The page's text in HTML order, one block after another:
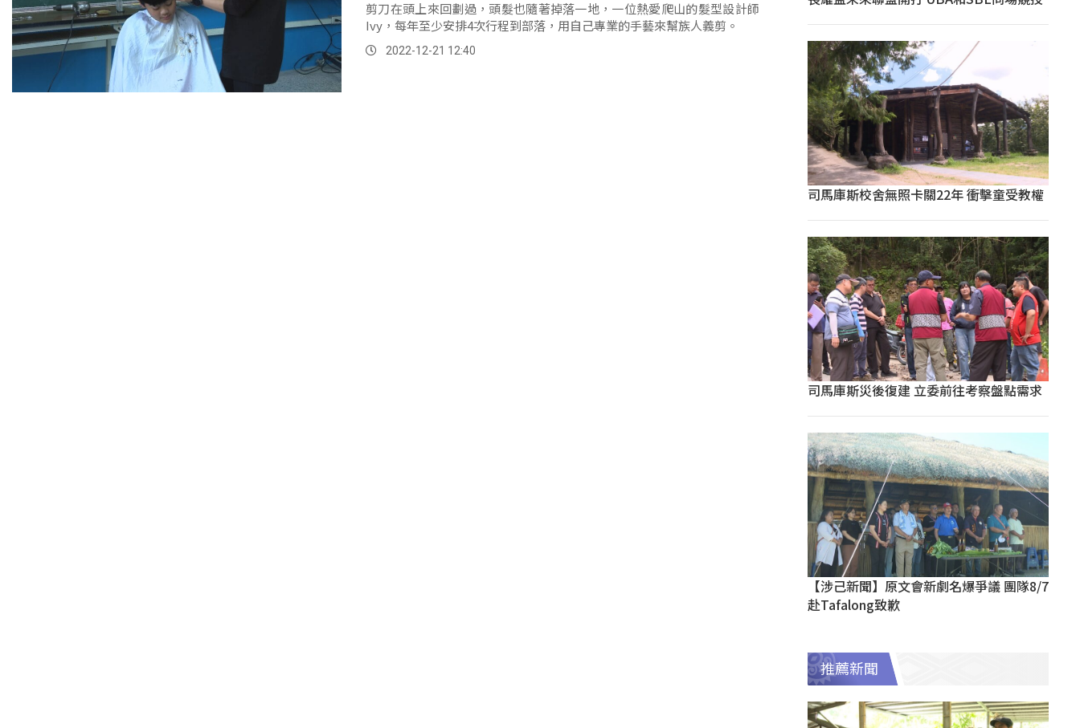
剪刀在頭上來回劃過，頭髮也隨著掉落一地，一位熱愛爬山的髮型設計師
Ivy，每年至少安排4次行程到部落，用自己專業的手藝來幫族人義剪。
2022-12-21 12:40
司馬庫斯校舍無照卡關22年 衝擊童受教權
司馬庫斯災後復建 立委前往考察盤點需求
【涉己新聞】原文會新劇名爆爭議 團隊8/7
赴Tafalong致歉
推薦新聞